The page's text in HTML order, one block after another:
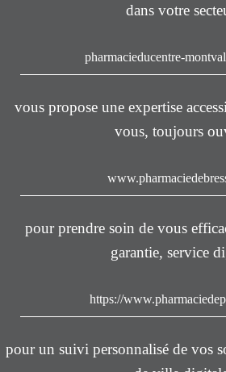
dans votre
pharmacieducentre-
vous propose une expertise
vous, toujours
pour prendre soin de vous
garantie, service
https://
pour un suivi personnalisé de vos